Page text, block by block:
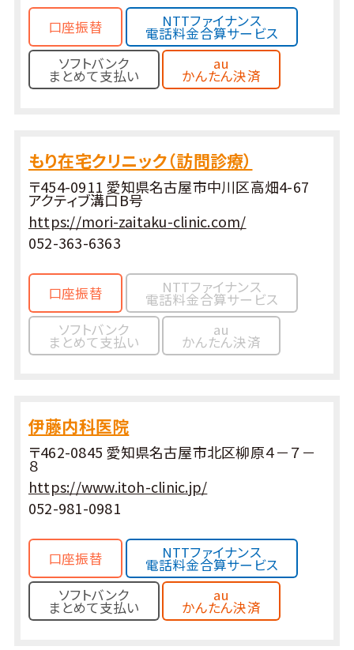
口座振替 NTTファイナンス
電話料金合算サービス
ソフトバンク
まとめて支払い
au
かんたん決済
もり在宅クリニック（訪問診療）
〒454-0911 愛知県名古屋市中川区高畑4-67
アクティブ溝口B号
https://mori-zaitaku-clinic.com/
052-363-6363
口座振替 NTTファイナンス
電話料金合算サービス
ソフトバンク
まとめて支払い
au
かんたん決済
伊藤内科医院
〒462-0845 愛知県名古屋市北区柳原４－７－
８
https://www.itoh-clinic.jp/
052-981-0981
口座振替 NTTファイナンス
電話料金合算サービス
ソフトバンク
まとめて支払い
au
かんたん決済